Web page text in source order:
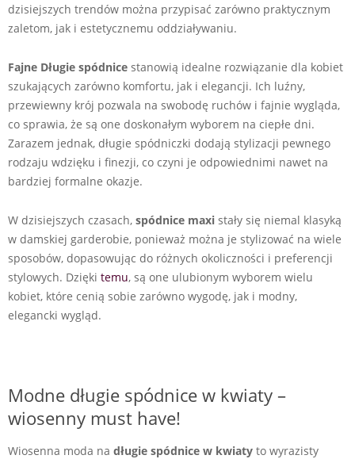
dzisiejszych trendów można przypisać zarówno praktycznym
zaletom, jak i estetycznemu oddziaływaniu.
Fajne Długie spódnice stanowią idealne rozwiązanie dla kobiet
szukających zarówno komfortu, jak i elegancji. Ich luźny,
przewiewny krój pozwala na swobodę ruchów i fajnie wygląda,
co sprawia, że są one doskonałym wyborem na ciepłe dni.
Zarazem jednak, długie spódniczki dodają stylizacji pewnego
rodzaju wdzięku i finezji, co czyni je odpowiednimi nawet na
bardziej formalne okazje.
W dzisiejszych czasach, spódnice maxi stały się niemal klasyką
w damskiej garderobie, ponieważ można je stylizować na wiele
sposobów, dopasowując do różnych okoliczności i preferencji
stylowych. Dzięki temu, są one ulubionym wyborem wielu
kobiet, które cenią sobie zarówno wygodę, jak i modny,
elegancki wygląd.
Modne długie spódnice w kwiaty –
wiosenny must have!
Wiosenna moda na długie spódnice w kwiaty to wyrazisty